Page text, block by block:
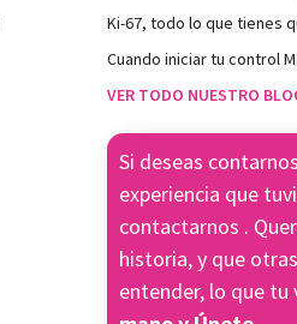
Ki-67, todo lo que tienes
Cuando iniciar tu control
VER TODO NUESTRO
Si deseas
experiencia que
contactarnos .
historia, y que
entender, lo que tu